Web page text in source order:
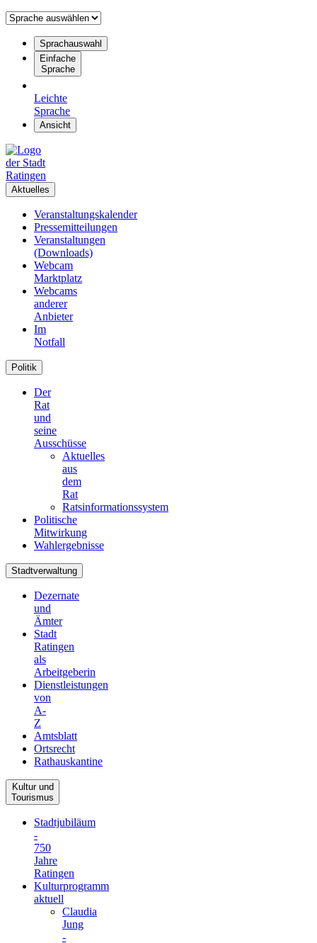
Sprachauswahl
Einfache
Sprache
Leichte
Sprache
Ansicht
Aktuelles
Veranstaltungskalender
Pressemitteilungen
Veranstaltungen
(Downloads)
Webcam
Marktplatz
Webcams
anderer
Anbieter
Im
Notfall
Politik
Der
Rat
und
seine
Ausschüsse
Aktuelles
aus
dem
Rat
Ratsinformationssystem
Politische
Mitwirkung
Wahlergebnisse
Stadtverwaltung
Dezernate
und
Ämter
Stadt
Ratingen
als
Arbeitgeberin
Dienstleistungen
von
A-
Z
Amtsblatt
Ortsrecht
Rathauskantine
Kultur und
Tourismus
Stadtjubiläum
-
750
Jahre
Ratingen
Kulturprogramm
aktuell
Claudia
Jung
-